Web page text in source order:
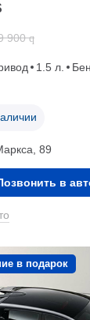
900 q
1.5 л.
89
в
в подарок